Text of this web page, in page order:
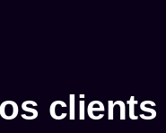
clients